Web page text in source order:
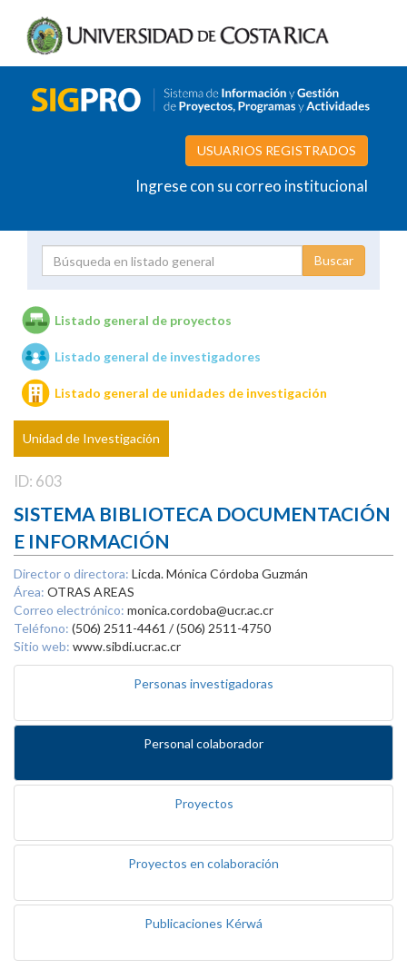
USUARIOS REGISTRADOS
Ingrese con su correo institucional
Unidades de investigación
Listado general de proyectos
Listado general de investigadores
Listado general de unidades de investigación
Unidad de Investigación
ID: 603
SISTEMA BIBLIOTECA DOCUMENTACIÓN
E INFORMACIÓN
Director o directora: Licda. Mónica Córdoba Guzmán
Área: OTRAS AREAS
Correo electrónico: monica.cordoba@ucr.ac.cr
Teléfono: (506) 2511-4461 / (506) 2511-4750
Sitio web: www.sibdi.ucr.ac.cr
Personas investigadoras
Personal colaborador
Proyectos
Proyectos en colaboración
Publicaciones Kérwá